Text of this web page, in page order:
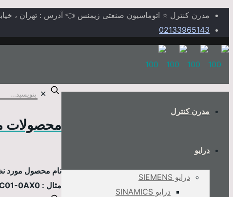
مدرن کنترل ⭐ اتوماسیون صنعتی زیمنس 👈 آدرس : تهران ، خیابان
02133965143
مدرن کنترل
درایو
درایو SIEMENS
درایو SINAMICS
✕
محصولات
نام محصول مورد
مثال : 6AV2124-0MC01-0AX0